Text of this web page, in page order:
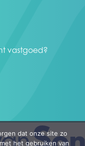
vastgoed?
dat onze site zo
het gebruiken van